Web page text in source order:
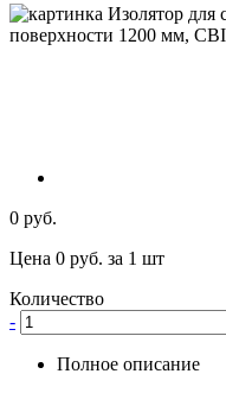
0 руб.
Цена 0 руб. за 1 шт
Количество
-
Полное описание